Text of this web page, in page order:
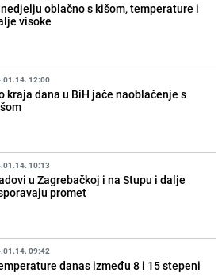
nedjelju oblačno s kišom, temperature i
visoke
12:00
kraja dana u BiH jače naoblačenje s
10:13
u Zagrebačkoj i na Stupu i dalje
promet
09:42
danas između 8 i 15 stepeni